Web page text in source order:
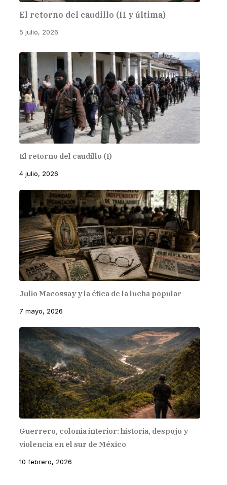
El retorno del caudillo (II y última)
5 julio, 2026
El retorno del caudillo (I)
4 julio, 2026
Julio Macossay y la ética de la lucha popular
7 mayo, 2026
Guerrero, colonia interior: historia, despojo y
violencia en el sur de México
10 febrero, 2026